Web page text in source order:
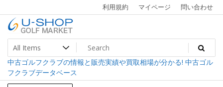
to
content
利用規約 マイページ 問い合わせ
U-SHOP Golf Market dev
中古ゴルフクラブ最大級！U-SHOPゴルフマーケット
中古ゴルフクラブの情報と販売実績や買取相場が分かる! 中古ゴル
フクラブデータベース